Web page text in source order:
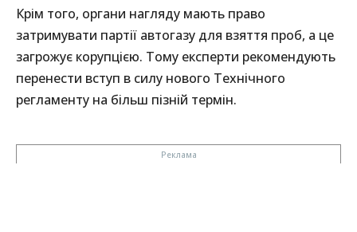
Крім того, органи нагляду мають право
затримувати партії автогазу для взяття проб, а це
загрожує корупцією. Тому експерти рекомендують
перенести вступ в силу нового Технічного
регламенту на більш пізній термін.